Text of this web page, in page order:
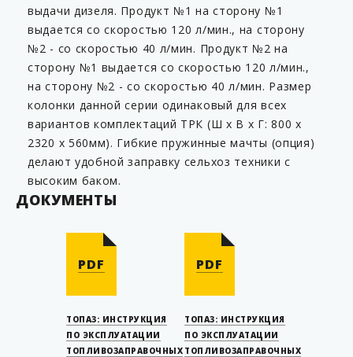
выдачи дизеля. Продукт №1 на сторону №1
выдается со скоростью 120 л/мин., на сторону
№2 - со скоростью 40 л/мин. Продукт №2 на
сторону №1 выдается со скоростью 120 л/мин.,
на сторону №2 - со скоростью 40 л/мин. Размер
колонки данной серии одинаковый для всех
вариантов комплектаций ТРК (Ш х В х Г: 800 х
2320 х 560мм). Гибкие пружинные мачты (опция)
делают удобной заправку сельхоз техники с
высоким баком.
ДОКУМЕНТЫ
PDF
ТОПАЗ: ИНСТРУКЦИЯ
ПО ЭКСПЛУАТАЦИИ
ТОПЛИВОЗАПРАВОЧНЫХ
PDF
ТОПАЗ: ИНСТРУКЦИЯ
ПО ЭКСПЛУАТАЦИИ
ТОПЛИВОЗАПРАВОЧНЫХ